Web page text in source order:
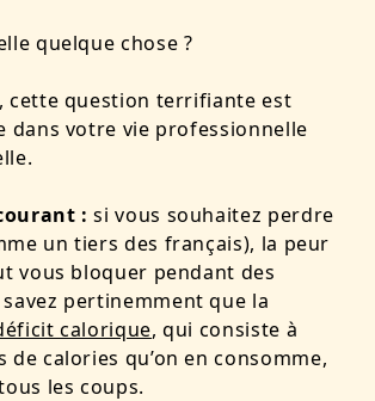
quelque chose ?
cette question terrifiante est
dans votre vie professionnelle
: si vous souhaitez perdre
un tiers des français), la peur
vous bloquer pendant des
pertinemment que la
calorique, qui consiste à
de calories qu’on en consomme,
les coups.